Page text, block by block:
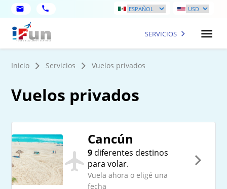
SERVICIOS
Inicio Servicios Vuelos privados
Vuelos privados
Cancún
9 diferentes destinos
para volar.
Vuela ahora o eligé una
fecha